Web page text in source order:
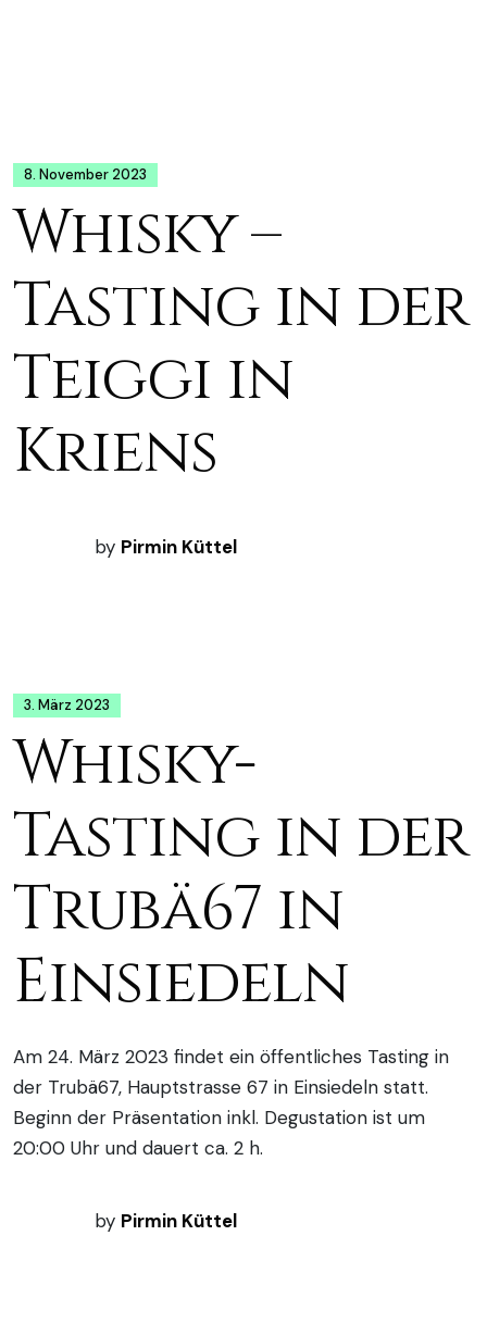
8. November 2023
Whisky –
Tasting in der
Teiggi in
Kriens
by Pirmin Küttel
3. März 2023
Whisky-
Tasting in der
Trubä67 in
Einsiedeln
Am 24. März 2023 findet ein öffentliches Tasting in
der Trubä67, Hauptstrasse 67 in Einsiedeln statt.
Beginn der Präsentation inkl. Degustation ist um
20:00 Uhr und dauert ca. 2 h.
by Pirmin Küttel